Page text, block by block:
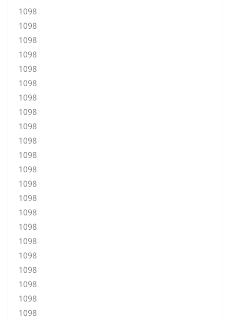
1098
1098
1098
1098
1098
1098
1098
1098
1098
1098
1098
1098
1098
1098
1098
1098
1098
1098
1098
1098
1098
1098